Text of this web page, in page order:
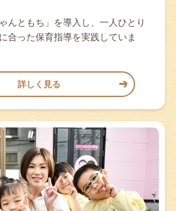
んともち」を導入し、一人ひとり
合った保育指導を実践していま
詳しく見る